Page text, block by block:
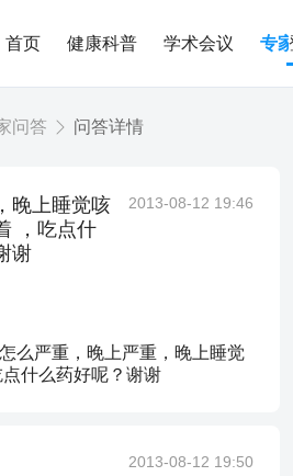
首页 健康科普 学术会议 专
问答 问答详情
晚上睡觉咳
，吃点什
谢
2013-08-12 19:46
么严重，晚上严重，晚上睡觉
什么药好呢？谢谢
2013-08-12 19:50